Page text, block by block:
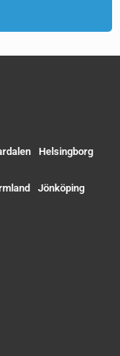
Helsingborg
Jönköping